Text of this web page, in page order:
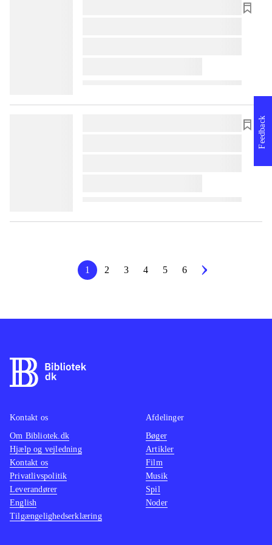
lorem ipsum dolor sit amet ...
lorem ipsum dolor sit amet ...
lorem ipsum dolor sit amet ...
lorem ipsum dolor sit amet ...
1 2 3 4 5 6
Feedback
Kontakt os
Om Bibliotek.dk
Hjælp og vejledning
Kontakt os
Privatlivspolitik
Leverandører
English
Tilgængelighedserklæring
Afdelinger
Bøger
Artikler
Film
Musik
Spil
Noder